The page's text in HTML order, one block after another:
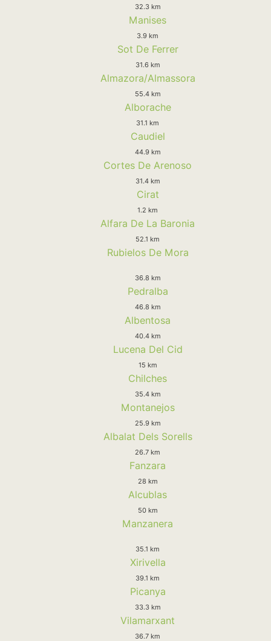
32.3 km
Manises
3.9 km
Sot De Ferrer
31.6 km
Almazora/Almassora
55.4 km
Alborache
31.1 km
Caudiel
44.9 km
Cortes De Arenoso
31.4 km
Cirat
1.2 km
Alfara De La Baronia
52.1 km
Rubielos De Mora
36.8 km
Pedralba
46.8 km
Albentosa
40.4 km
Lucena Del Cid
15 km
Chilches
35.4 km
Montanejos
25.9 km
Albalat Dels Sorells
26.7 km
Fanzara
28 km
Alcublas
50 km
Manzanera
35.1 km
Xirivella
39.1 km
Picanya
33.3 km
Vilamarxant
36.7 km